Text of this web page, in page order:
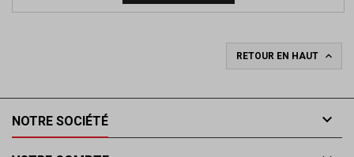
RETOUR EN HAUT 
NOTRE SOCIÉTÉ 